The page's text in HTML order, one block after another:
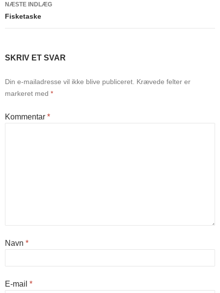
NÆSTE INDLÆG
Fisketaske
SKRIV ET SVAR
Din e-mailadresse vil ikke blive publiceret. Krævede felter er
markeret med *
Kommentar *
Navn *
E-mail *